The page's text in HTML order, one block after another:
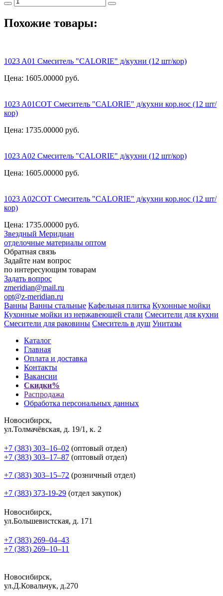
Похожие товары:
1023 A01 Смеситель "CALORIE" д/кухни (12 шт/кор)
Цена: 1605.00000 руб.
1023 A01СОТ Смеситель "CALORIE" д/кухни кор.нос (12 шт/
кор)
Цена: 1735.00000 руб.
1023 A02 Смеситель "CALORIE" д/кухни (12 шт/кор)
Цена: 1605.00000 руб.
1023 A02СОТ Смеситель "CALORIE" д/кухни кор.нос (12 шт/
кор)
Цена: 1735.00000 руб.
Звездный Меридиан
отделочные материалы оптом
Обратная связь
Задайте нам вопрос
по интересующим товарам
Задать вопрос
zmeridian@mail.ru
opt@z-meridian.ru
Ванны Ванны стальные Кафельная плитка Кухонные мойки
Кухонные мойки из нержавеющей стали Смесители для кухни
Смесители для раковины Смеситель в душ Унитазы
Каталог
Главная
Оплата и доставка
Контакты
Вакансии
Скидки%
Распродажа
Обработка персональных данных
Новосибирск,
ул.Толмачёвская, д. 19/1, к. 2
+7 (383) 303‒16‒02 (оптовый отдел)
+7 (383) 303‒17‒87 (оптовый отдел)
+7 (383) 303‒15‒72 (розничный отдел)
+7 (383) 373-19-29 (отдел закупок)
Новосибирск,
ул.Большевистская, д. 171
+7 (383) 269‒04‒43
+7 (383) 269‒10‒11
Новосибирск,
ул.Д.Ковальчук, д.270